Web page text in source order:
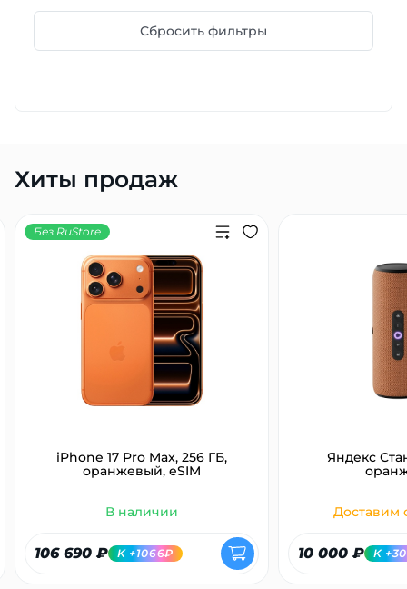
Сбросить фильтры
Хиты продаж
Без RuStore
iPhone 17 Pro Max, 256 ГБ,
оранжевый, eSIM
В наличии
106 690 ₽ K +1066₽
Яндекс
Доставим
10 000 ₽ K
Оплачивайте сегодня только
25% картой любого банка
Оставшиеся75% будут
по25 % каждые 2 недели
Подробнее
об оплате Плайтом
8 800 302-02-51
plait.ru